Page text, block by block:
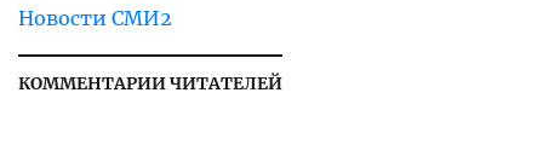
Новости СМИ2
КОММЕНТАРИИ ЧИТАТЕЛЕЙ